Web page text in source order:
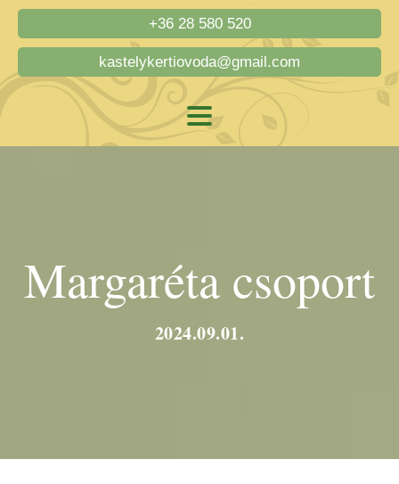
+36 28 580 520
kastelykertiovoda@gmail.com
Margaréta csoport
2024.09.01.